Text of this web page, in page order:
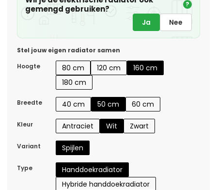
gemengd gebruiken?
?
Ja Nee
Stel jouw eigen radiator samen
Hoogte
80 cm 120 cm
160 cm
180 cm
Breedte 40 cm 50 cm 60 cm
Kleur Antraciet Wit Zwart
Variant Spijlen
Type
Handdoekradiator
Hybride handdoekradiator